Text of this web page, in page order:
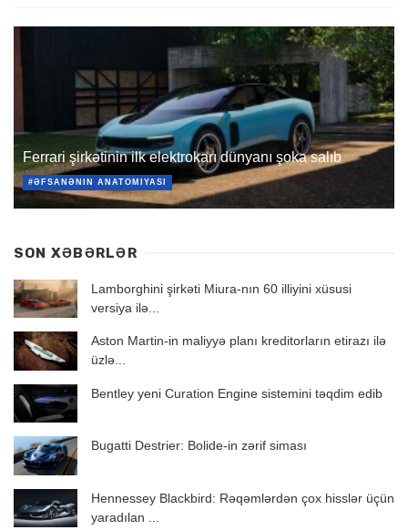
Ferrari şirkətinin ilk elektrokarı dünyanı şoka salıb
#ƏFSANƏNIN ANATOMIYASI
SON XƏBƏRLƏR
Lamborghini şirkəti Miura-nın 60 illiyini xüsusi
versiya ilə...
Aston Martin-in maliyyə planı kreditorların etirazı ilə
üzlə...
Bentley yeni Curation Engine sistemini təqdim edib
Bugatti Destrier: Bolide-in zərif siması
Hennessey Blackbird: Rəqəmlərdən çox hisslər üçün
yaradılan ...